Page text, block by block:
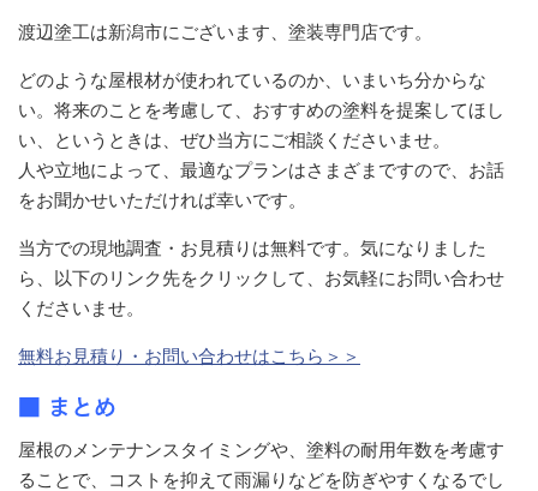
渡辺塗工は新潟市にございます、塗装専門店です。
どのような屋根材が使われているのか、いまいち分からな
い。将来のことを考慮して、おすすめの塗料を提案してほし
い、というときは、ぜひ当方にご相談くださいませ。
人や立地によって、最適なプランはさまざまですので、お話
をお聞かせいただければ幸いです。
当方での現地調査・お見積りは無料です。気になりました
ら、以下のリンク先をクリックして、お気軽にお問い合わせ
くださいませ。
無料お見積り・お問い合わせはこちら＞＞
■ まとめ
屋根のメンテナンスタイミングや、塗料の耐用年数を考慮す
ることで、コストを抑えて雨漏りなどを防ぎやすくなるでし